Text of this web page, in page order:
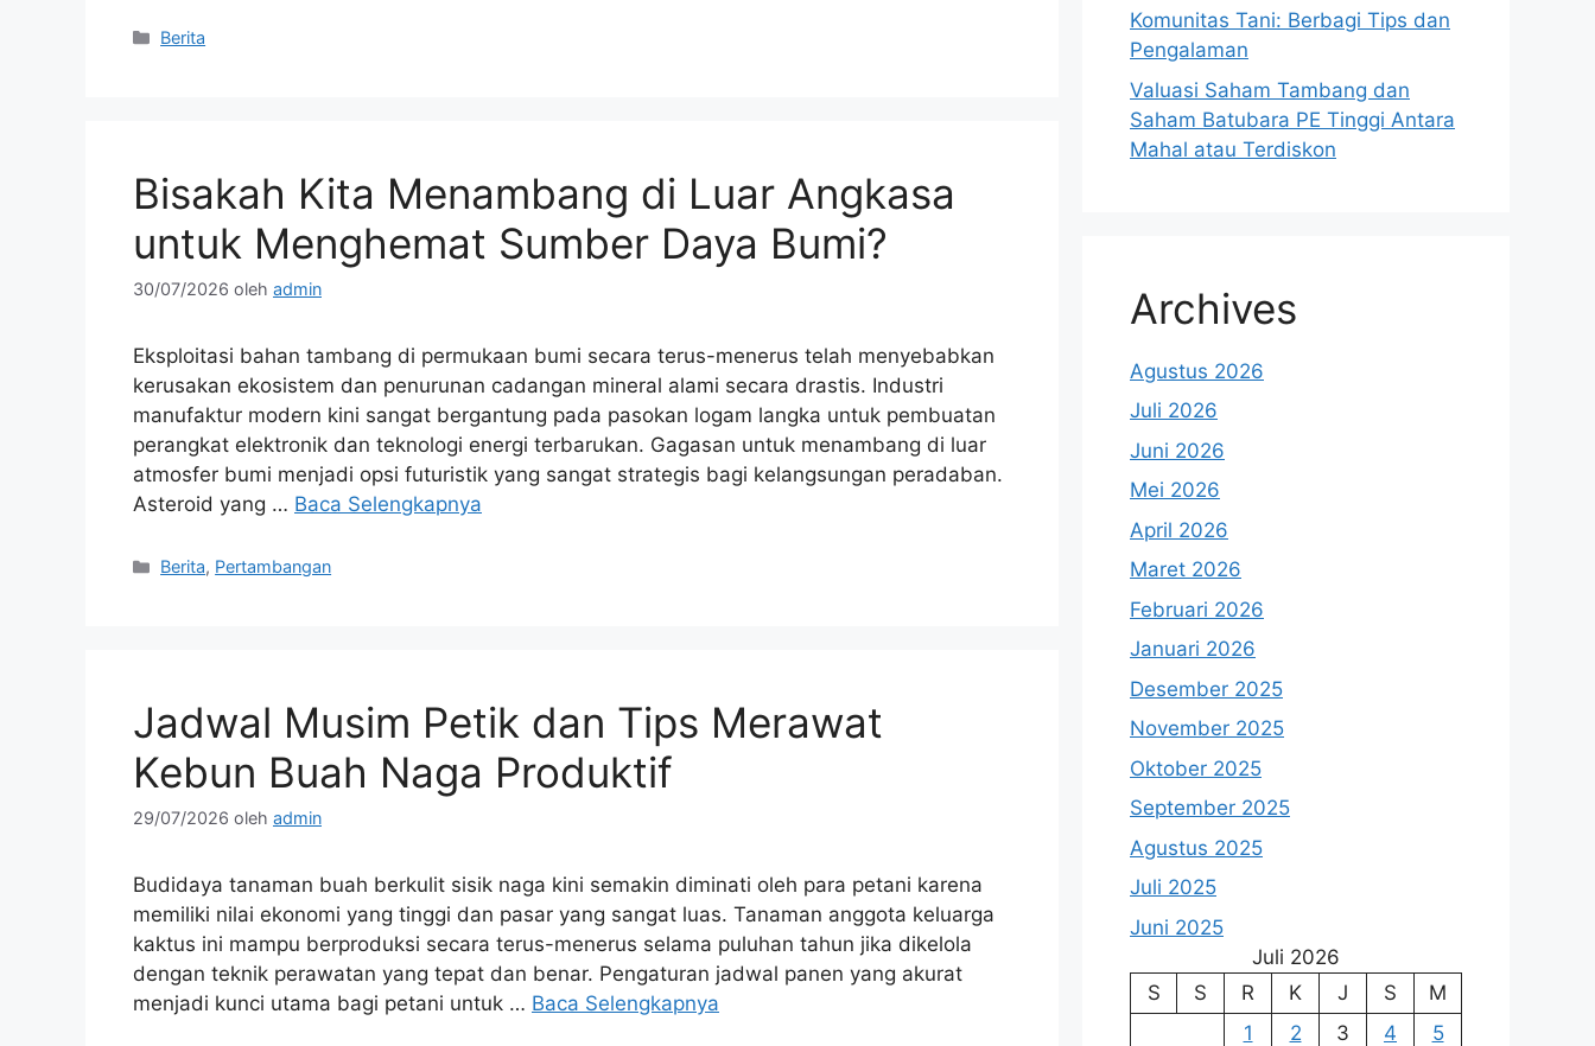
Kategori
Berita
Bisakah Kita Menambang di Luar Angkasa
untuk Menghemat Sumber Daya Bumi?
30/07/2026 oleh admin
Eksploitasi bahan tambang di permukaan bumi secara terus-menerus telah menyebabkan
kerusakan ekosistem dan penurunan cadangan mineral alami secara drastis. Industri
manufaktur modern kini sangat bergantung pada pasokan logam langka untuk pembuatan
perangkat elektronik dan teknologi energi terbarukan. Gagasan untuk menambang di luar
atmosfer bumi menjadi opsi futuristik yang sangat strategis bagi kelangsungan peradaban.
Asteroid yang … Baca Selengkapnya
Kategori
Berita, Pertambangan
Jadwal Musim Petik dan Tips Merawat
Kebun Buah Naga Produktif
29/07/2026 oleh admin
Budidaya tanaman buah berkulit sisik naga kini semakin diminati oleh para petani karena
memiliki nilai ekonomi yang tinggi dan pasar yang sangat luas. Tanaman anggota keluarga
kaktus ini mampu berproduksi secara terus-menerus selama puluhan tahun jika dikelola
dengan teknik perawatan yang tepat dan benar. Pengaturan jadwal panen yang akurat
menjadi kunci utama bagi petani untuk … Baca Selengkapnya
Komunitas Tani: Berbagi Tips dan
Pengalaman
Valuasi Saham Tambang dan
Saham Batubara PE Tinggi Antara
Mahal atau Terdiskon
Archives
Agustus 2026
Juli 2026
Juni 2026
Mei 2026
April 2026
Maret 2026
Februari 2026
Januari 2026
Desember 2025
November 2025
Oktober 2025
September 2025
Agustus 2025
Juli 2025
Juni 2025
Juli 2026
S
S R K J S
M
1
2 3 4
5